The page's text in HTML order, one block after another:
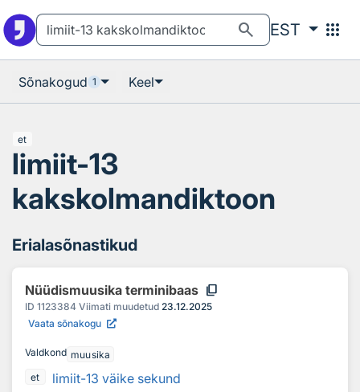
search EST apps
Sõnakogud 1 Keel
et
limiit-13
kakskolmandiktoon
Erialasõnastikud
Nüüdismuusika terminibaas content_copy
ID 1123384 Viimati muudetud 23.12.2025
Vaata sõnakogu
Valdkond muusika
et
limiit-13 väike sekund